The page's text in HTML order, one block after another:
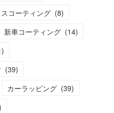
コーティング (8)
新車コーティング (14)
)
(39)
カーラッピング (39)